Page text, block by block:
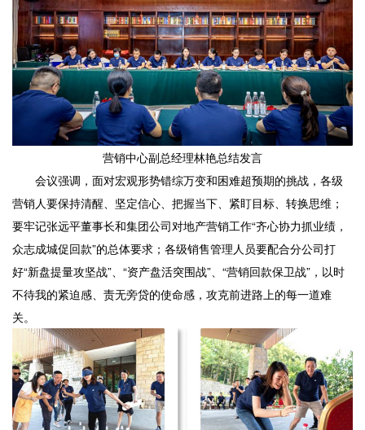
营销中心副总经理林艳总结发言
会议强调，面对宏观形势错综万变和困难超预期的挑战，各级
营销人要保持清醒、坚定信心、把握当下、紧盯目标、转换思维；
要牢记张远平董事长和集团公司对地产营销工作“齐心协力抓业绩，
众志成城促回款”的总体要求；各级销售管理人员要配合分公司打
好“新盘提量攻坚战”、“资产盘活突围战”、“营销回款保卫战”，以时
不待我的紧迫感、责无旁贷的使命感，攻克前进路上的每一道难
关。